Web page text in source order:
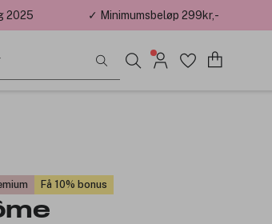
2025 ✓ Minimumsbeløp 299kr,-
Få 10% bonus